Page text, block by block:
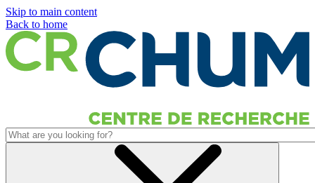
Skip to main content
Back to home